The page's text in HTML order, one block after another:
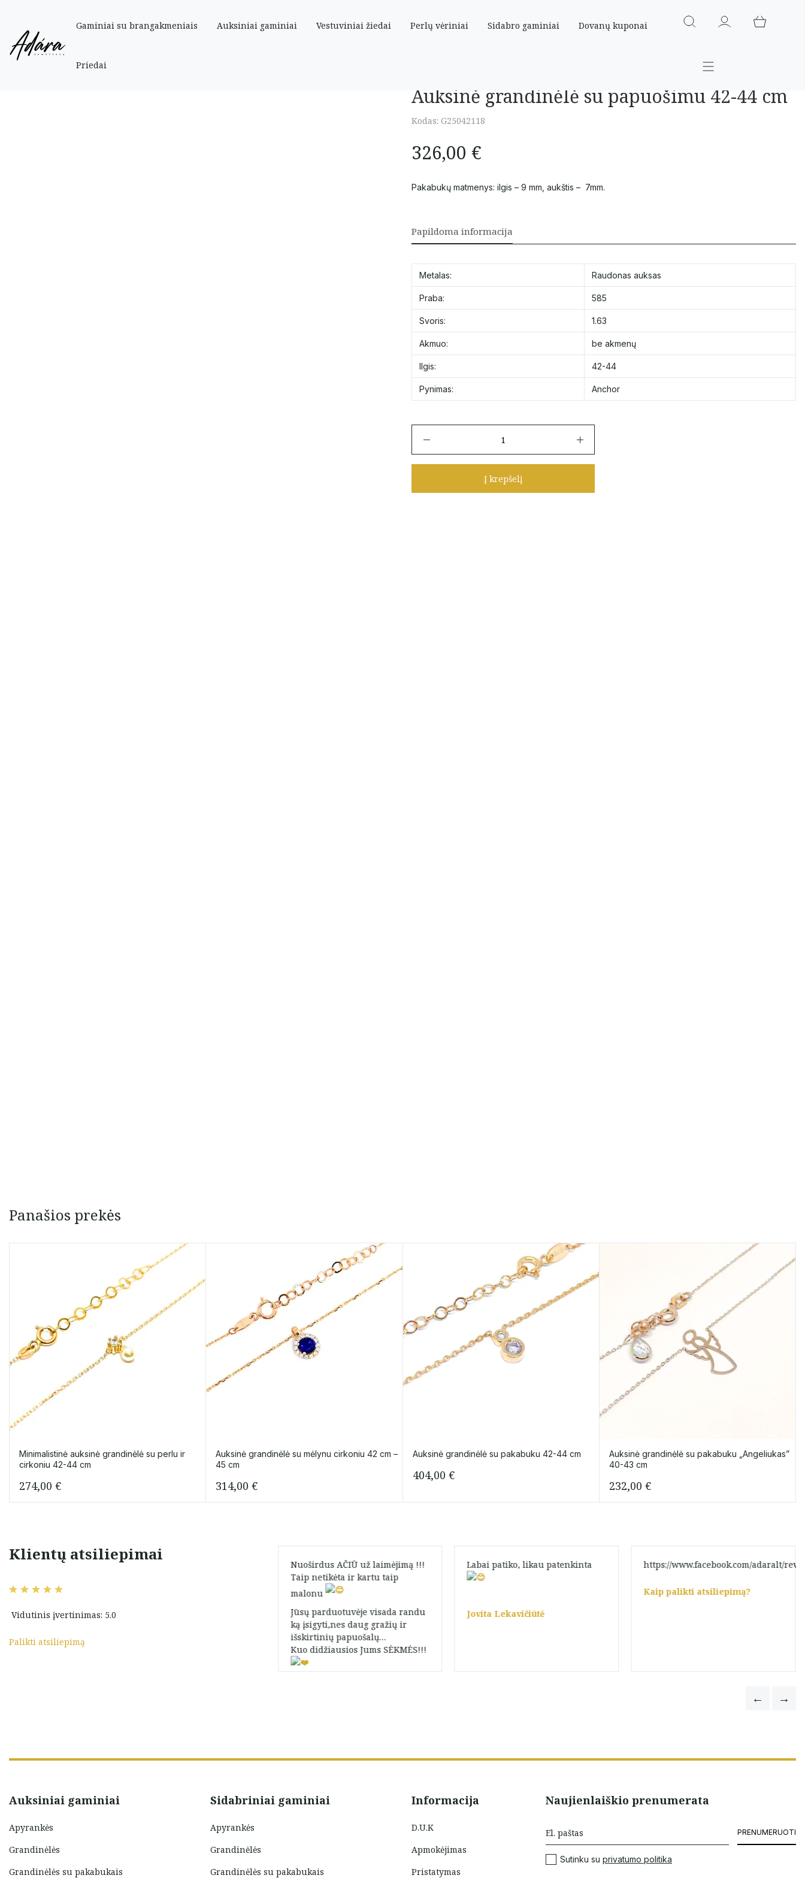
Gaminiai su brangakmeniais Auksiniai gaminiai Vestuviniai žiedai Perlų vėriniai Sidabro gaminiai Dovanų kuponai
Priedai
Pradinis Parduotuve » Auksiniai
Auksinė grandinėlė su papuošimu 42-44 cm
Kodas: G25042118
326,00 €
Pakabukų matmenys: ilgis – 9 mm, aukštis – 7mm.
Papildoma informacija
Metalas: Raudonas auksas
Praba: 585
Svoris: 1.63
Akmuo: be akmenų
Ilgis: 42-44
Pynimas: Anchor
Auksinė
papuošimu
Į krepšelį
Panašios prekės
Minimalistinė auksinė grandinėlė su perlu ir
cirkoniu 42-44 cm
274,00 €
Auksinė grandinėlė su mėlynu cirkoniu 42 cm –
45 cm
314,00€
Auksinė grandinėlė su pakabuku 42-44 cm
404,00 €
Auksinė grandinėlė su pakabuku „Angeliukas”
40-43 cm
232,00 €
Klientų atsiliepimai
Vidutinis įvertinimas: 5.0
Palikti atsiliepimą
visiems
ar
patys
Nuoširdus AČIŪ už laimėjimą !!!
Taip netikėta ir kartu taip
malonu
Jūsų parduotuvėje visada randu
ką įsigyti,nes daug gražių ir
išskirtinių papuošalų…
Kuo didžiausios Jums SĖKMĖS!!!
Labai patiko, likau patenkinta
Jovita Lekavičiūtė
https://www.facebook.com/adaralt/
Kaip palikti atsiliepimą?
Auksiniai gaminiai
Apyrankės
Grandinėlės
Grandinėlės su pakabukais
Sidabriniai gaminiai
Apyrankės
Grandinėlės
Grandinėlės su pakabukais
Informacija
D.U.K
Apmokėjimas
Pristatymas
Naujienlaiškio prenumerata
PRENUMERUOTI
Sutinku su privatumo politika